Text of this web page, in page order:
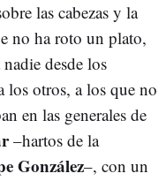
las cabezas y la
no ha roto un plato,
desde los
los otros, a los que no
en las generales de
–hartos de la
González–, con un